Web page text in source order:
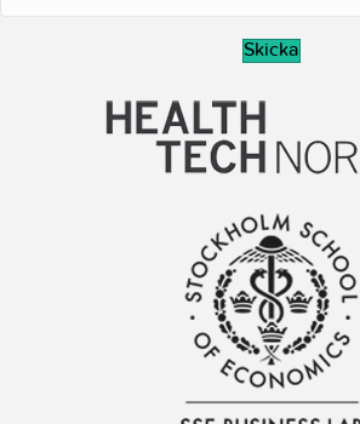
Skicka